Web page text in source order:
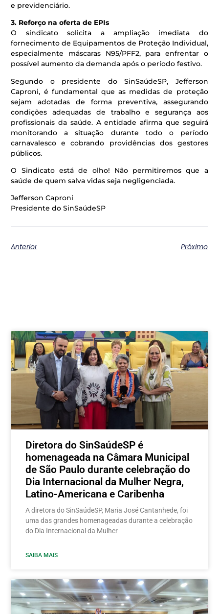
e previdenciário.
3. Reforço na oferta de EPIs
O sindicato solicita a ampliação imediata do
fornecimento de Equipamentos de Proteção Individual,
especialmente máscaras N95/PFF2, para enfrentar o
possível aumento da demanda após o período festivo.
Segundo o presidente do SinSaúdeSP, Jefferson
Caproni, é fundamental que as medidas de proteção
sejam adotadas de forma preventiva, assegurando
condições adequadas de trabalho e segurança aos
profissionais da saúde. A entidade afirma que seguirá
monitorando a situação durante todo o período
carnavalesco e cobrando providências dos gestores
públicos.
​O Sindicato está de olho! Não permitiremos que a
saúde de quem salva vidas seja negligenciada.
​Jefferson Caproni
Presidente do SinSaúdeSP
Anterior Próximo
Postagens relacionadas
Diretora do SinSaúdeSP é
homenageada na Câmara Municipal
de São Paulo durante celebração do
Dia Internacional da Mulher Negra,
Latino-Americana e Caribenha
A diretora do SinSaúdeSP, Maria José Cantanhede, foi
uma das grandes homenageadas durante a celebração
do Dia Internacional da Mulher
SAIBA MAIS